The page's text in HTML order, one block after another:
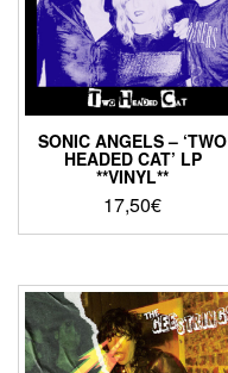
SONIC ANGELS – ‘TWO
HEADED CAT’ LP
**VINYL**
17,50€